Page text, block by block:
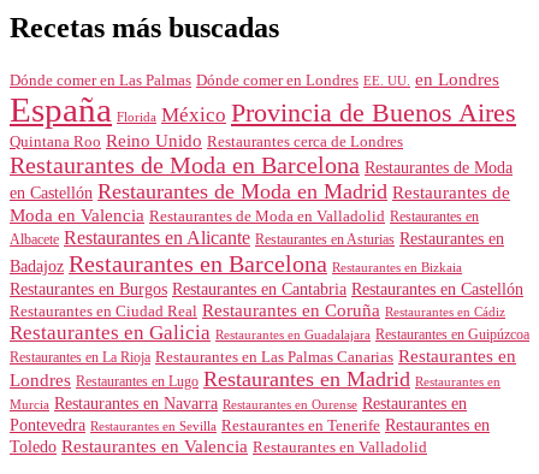
Recetas más buscadas
Dónde comer en Las Palmas Dónde comer en Londres EE. UU. en Londres
España Florida México Provincia de Buenos Aires
Quintana Roo Reino Unido Restaurantes cerca de Londres
Restaurantes de Moda en Barcelona Restaurantes de Moda
en Castellón Restaurantes de Moda en Madrid Restaurantes de
Moda en Valencia Restaurantes de Moda en Valladolid Restaurantes en
Albacete Restaurantes en Alicante Restaurantes en Asturias Restaurantes en
Badajoz Restaurantes en Barcelona Restaurantes en Bizkaia
Restaurantes en Burgos Restaurantes en Cantabria Restaurantes en Castellón
Restaurantes en Ciudad Real Restaurantes en Coruña Restaurantes en Cádiz
Restaurantes en Galicia Restaurantes en Guadalajara Restaurantes en Guipúzcoa
Restaurantes en La Rioja Restaurantes en Las Palmas Canarias Restaurantes en
Londres Restaurantes en Lugo Restaurantes en Madrid Restaurantes en
Murcia Restaurantes en Navarra Restaurantes en Ourense Restaurantes en
Pontevedra Restaurantes en Sevilla Restaurantes en Tenerife Restaurantes en
Toledo Restaurantes en Valencia Restaurantes en Valladolid